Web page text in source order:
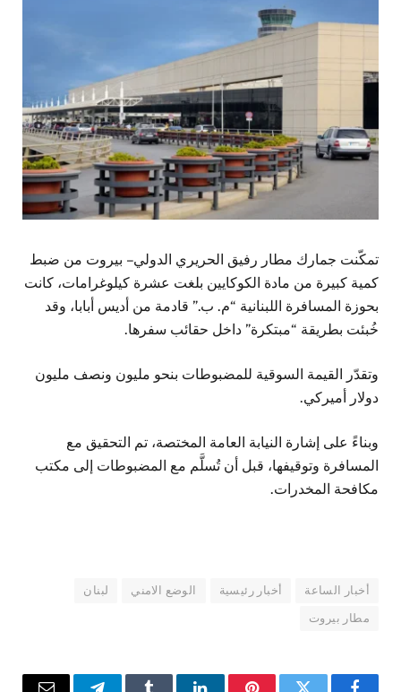
تمكّنت جمارك مطار رفيق الحريري الدولي – بيروت من ضبط
كمية كبيرة من مادة الكوكايين بلغت عشرة كيلوغرامات، كانت
بحوزة المسافرة اللبنانية “م. ب.” قادمة من أديس أبابا، وقد
خُبئت بطريقة “مبتكرة” داخل حقائب سفرها.
وتقدّر القيمة السوقية للمضبوطات بنحو مليون ونصف مليون
دولار أميركي.
وبناءً على إشارة النيابة العامة المختصة، تم التحقيق مع
المسافرة وتوقيفها، قبل أن تُسلَّم مع المضبوطات إلى مكتب
مكافحة المخدرات.
أخبار الساعة أخبار رئيسية الوضع الامني لبنان
مطار بيروت